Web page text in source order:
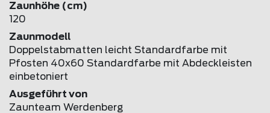
Zaunhöhe (cm)
120
Zaunmodell
Doppelstabmatten leicht Standardfarbe mit
Pfosten 40x60 Standardfarbe mit Abdeckleisten
einbetoniert
Ausgeführt von
Zaunteam Werdenberg